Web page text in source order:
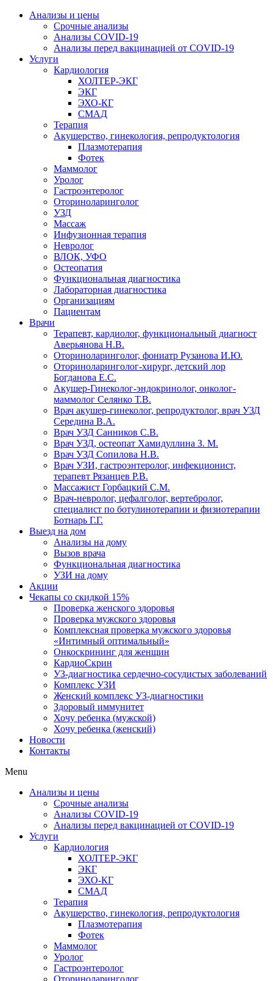
Анализы и цены
Срочные анализы
Анализы COVID-19
Анализы перед вакцинацией от COVID-19
Услуги
Кардиология
ХОЛТЕР-ЭКГ
ЭКГ
ЭХО-КГ
СМАД
Терапия
Акушерство, гинекология, репродуктология
Плазмотерапия
Фотек
Маммолог
Уролог
Гастроэнтеролог
Оториноларинголог
УЗД
Массаж
Инфузионная терапия
Невролог
ВЛОК, УФО
Остеопатия
Функциональная диагностика
Лабораторная диагностика
Организациям
Пациентам
Врачи
Терапевт, кардиолог, функциональный диагност
Аверьянова Н.В.
Оториноларинголог, фониатр Рузанова И.Ю.
Оториноларинголог-хирург, детский лор
Богданова Е.С.
Акушер-Гинеколог-эндокринолог, онколог-
маммолог Селянко Т.В.
Врач акушер-гинеколог, репродуктолог, врач УЗД
Середина В.А.
Врач УЗД Санников С.В.
Врач УЗД, остеопат Хамидуллина З. М.
Врач УЗД Сопилова Н.В.
Врач УЗИ, гастроэнтеролог, инфекционист,
терапевт Рязанцев Р.В.
Массажист Горбацкий С.М.
Врач-невролог, цефалголог, вертебролог,
специалист по ботулинотерапии и физиотерапии
Ботнарь Г.Г.
Выезд на дом
Анализы на дому
Вызов врача
Функциональная диагностика
УЗИ на дому
Акции
Чекапы со скидкой 15%
Проверка женского здоровья
Проверка мужского здоровья
Комплексная проверка мужского здоровья
«Интимный оптимальный»
Онкоcкрининг для женщин
КардиоСкрин
УЗ-диагностика сердечно-сосудистых заболеваний
Комплекс УЗИ
Женский комплекс УЗ-диагностики
Здоровый иммунитет
Хочу ребенка (мужской)
Хочу ребенка (женский)
Новости
Контакты
Menu
Анализы и цены
Срочные анализы
Анализы COVID-19
Анализы перед вакцинацией от COVID-19
Услуги
Кардиология
ХОЛТЕР-ЭКГ
ЭКГ
ЭХО-КГ
СМАД
Терапия
Акушерство, гинекология, репродуктология
Плазмотерапия
Фотек
Маммолог
Уролог
Гастроэнтеролог
Оториноларинголог